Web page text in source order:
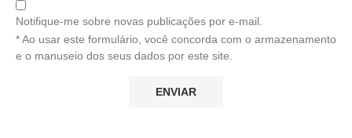
Notifique-me sobre novas publicações por e-mail.
* Ao usar este formulário, você concorda com o armazenamento
e o manuseio dos seus dados por este site.